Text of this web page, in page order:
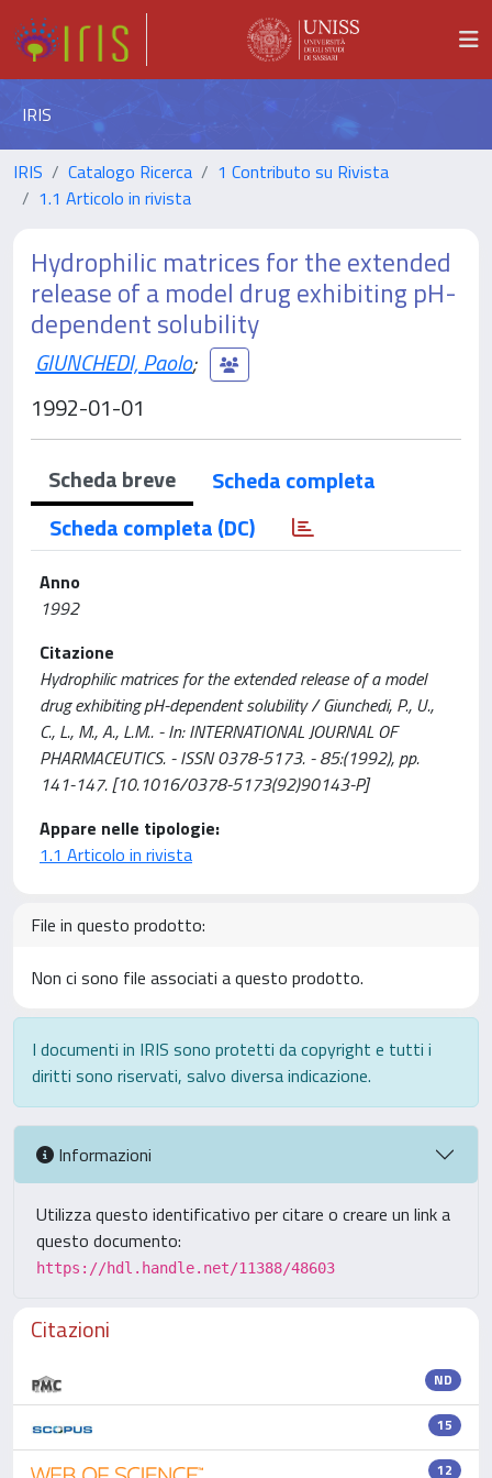
IRIS
IRIS Catalogo Ricerca
1 Contributo su Rivista
1.1 Articolo in rivista
Hydrophilic matrices for the extended
release of a model drug exhibiting pH-
dependent solubility
GIUNCHEDI, Paolo;
1992-01-01
Scheda breve
Scheda completa
Scheda completa (DC)
Anno
1992
Citazione
Hydrophilic matrices for the extended release of a model
drug exhibiting pH-dependent solubility / Giunchedi, P., U.,
C., L., M., A., L.M.. - In: INTERNATIONAL JOURNAL OF
PHARMACEUTICS. - ISSN 0378-5173. - 85:(1992), pp.
141-147. [10.1016/0378-5173(92)90143-P]
Appare nelle tipologie:
1.1 Articolo in rivista
File in questo prodotto:
Non ci sono file associati a questo prodotto.
I documenti in IRIS sono protetti da copyright e tutti i
diritti sono riservati, salvo diversa indicazione.
Informazioni
Utilizza questo identificativo per citare o creare un link a
questo documento:
https://hdl.handle.net/11388/48603
Citazioni
ND
15
12